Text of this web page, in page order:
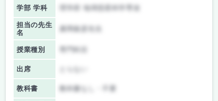
学部 学科
担当の先生
名
廣岡俊彦先生
授業種別
出席
教科書 教科書なし・不要